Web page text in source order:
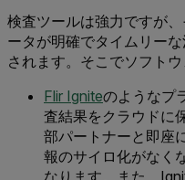
検査ツールは強力ですが
ータが明確でタイムリー
されます。そこでソフト
Flir Igniteのようなプ
査結果をクラウドに
部パートナーと即座
報のサイロ化がなく
なります。また、